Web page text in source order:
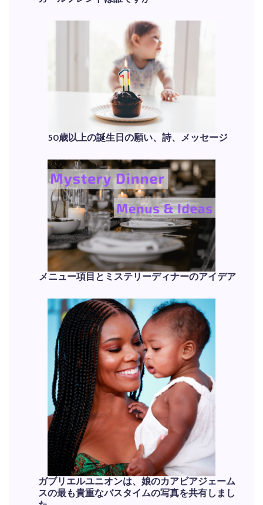
50歳以上の誕生日の願い、詩、メッセージ
メニュー項目とミステリーディナーのアイデア
ガブリエルユニオンは、娘のカアビアジェーム
スの最も貴重なバスタイムの写真を共有しまし